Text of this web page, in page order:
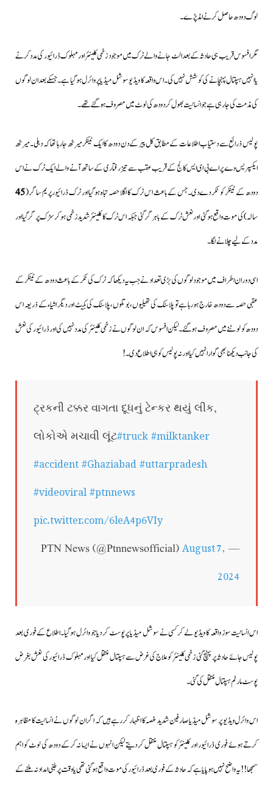
لوگ دودھ حاصل کرنے امڈ پڑے۔
مگر افسوس قریب ہی حادثہ کے بعد الٹ جانے والے ٹرک میں موجود زخمی کلینئر اور مہلوک ڈرائیور کی مدد کرنے
یا انہیں ہسپتال پہنچانے کی کوشش نہیں کی۔اس واقعہ کا ویڈیو سوشل میڈیا پر وائرل ہوگیا ہے۔جسکے بعد ان لوگوں
کی مذمت کی جارہی ہے جو انسانیت بھول کر دودھ کی لوٹ میں مصروف ہوگئے تھے۔
پولیس ذرائع سے دستیاب اطلاعات کے مطابق کل پیر کے دن دودھ کا ایک ٹینکر میرٹھ جا رہا تھا کہ دہلی۔میرٹھ
ایکسپریس وے پر اے بی ای ایس کالج کے قریب عقب سے تیز رفتاری کے ساتھ آنے والے ایک ٹرک نے اس
دودھ کے ٹینکر کو ٹکر دے دی۔جس کےباعث اس ٹرک کا اگلا حصہ تباہ ہوگیا اور ٹرک ڈرائیورپریم ساگر (45
سالہ) کی موت واقع ہوگئی اور نعش ٹرک کے باہر گر گئی جبکہ اس ٹرک کا کلینئر شدید زخمی ہوکر سڑک پر گرگیا اور
مدد کے لیے چلانے لگا۔
اسی دوران اطراف میں موجود لوگوں کی بڑی تعداد نے جب یہ دیکھا کہ ٹرک کی ٹکر کے باعث دودھ کے ٹینکر کے
عقبی حصہ سے دودھ خارج ہورہا ہے تو پلاسٹک کی تھیلیوں،بوتلوں،پلاسٹک کی بکیٹ اور دیگر اشیاء کے ذریعہ اس
دودھ کو لوٹنے میں مصروف ہوگئے۔لیکن افسوس کہ ان لوگوں نے زخمی کلینئر کی مدد نہیں کی اور ڈرائیور کی نعش
کی جانب دیکھنا بھی گوارا نہیں کیا اور نہ پولیس کو ہی اطلاع دی۔!
ટ્રકની ટક્કર વાગતા દૂધનું ટેન્કર થયું લીક,
લોકોએ મચાવી લૂંટ#truck#milktanker
#accident#Ghaziabad#uttarpradesh
#videoviral#ptnnews
pic.twitter.com/6leA4p6VIy
— PTN News (@Ptnnewsofficial)
August 7,
2024
اس انسانیت سوز واقعہ کا ویڈیو لے کر کسی نے سوشل میڈیا پر پوسٹ کر دیا جو وائرل ہوگیا۔اطلاع کے فوری بعد
پولیس جائے حادثہ پر پہنچ گئی زخمی کلینئر کو علاج کی غرض سے ہسپتال منتقل کیا اور مہلوک ڈرائیور کی نعش بغرض
پوسٹ مارٹم ہسپتال منتقل کی گئی۔
اس وائرل ویڈیو پر سوشل میڈیا صارفین شدید غصہ کا اظہار کررہے ہیں کہ اگر ان لوگوں نے انسانیت کا مظاہرہ
کرتے ہوئے فوری ڈرائیور اور کلینئر کو ہسپتال منتقل کر دیتے لیکن انہوں نے ایسا نہ کرکے دودھ کی لوٹ کو اہم
سمجھا!!یہ واضح نہیں ہوپایا ہے کہ حادثہ کے فوری بعد ڈرائیور کی موت واقع ہوگئی تھی یا وقت پر طبی امداد نہ ملنے کے